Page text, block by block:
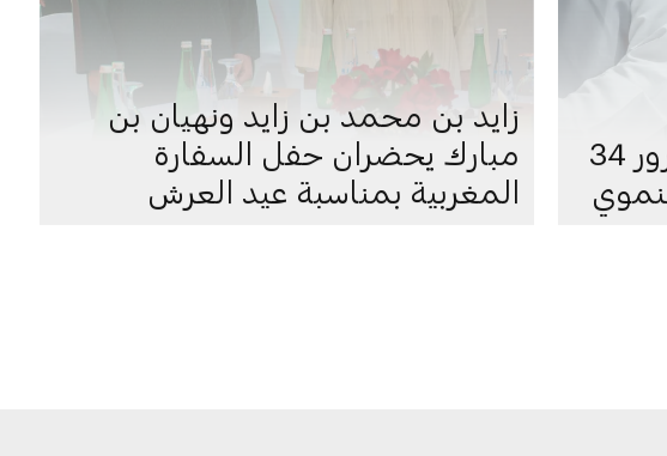
مؤسسة زايد الخير تحتفي بمرور 34
زايد بن محمد بن زايد ونهيان بن
مبارك يحضران حفل السفارة
المغربية بمناسبة عيد العرش